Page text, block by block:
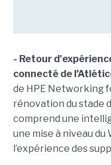
- Retour
connecté de
de HPE Networking
rénovation du stade
comprend une
une mise à niveau
l’expérience des